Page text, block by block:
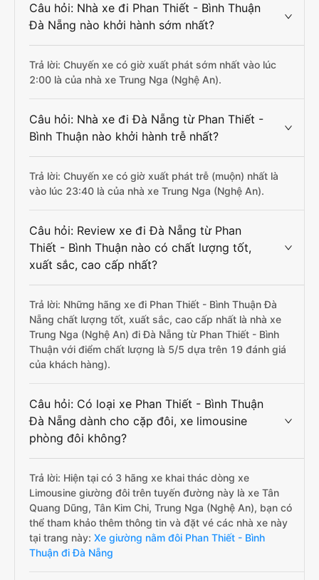
Câu hỏi: Nhà xe đi Phan Thiết - Bình Thuận
Đà Nẵng nào khởi hành sớm nhất?
Trả lời: Chuyến xe có giờ xuất phát sớm nhất vào lúc
2:00 là của nhà xe Trung Nga (Nghệ An).
Câu hỏi: Nhà xe đi Đà Nẵng từ Phan Thiết -
Bình Thuận nào khởi hành trễ nhất?
Trả lời: Chuyến xe có giờ xuất phát trễ (muộn) nhất là
vào lúc 23:40 là của nhà xe Trung Nga (Nghệ An).
Câu hỏi: Review xe đi Đà Nẵng từ Phan
Thiết - Bình Thuận nào có chất lượng tốt,
xuất sắc, cao cấp nhất?
Trả lời: Những hãng xe đi Phan Thiết - Bình Thuận Đà
Nẵng chất lượng tốt, xuất sắc, cao cấp nhất là nhà xe
Trung Nga (Nghệ An) đi Đà Nẵng từ Phan Thiết - Bình
Thuận với điểm chất lượng là 5/5 dựa trên 19 đánh giá
của khách hàng).
Câu hỏi: Có loại xe Phan Thiết - Bình Thuận
Đà Nẵng dành cho cặp đôi, xe limousine
phòng đôi không?
Trả lời: Hiện tại có 3 hãng xe khai thác dòng xe
Limousine giường đôi trên tuyến đường này là xe Tân
Quang Dũng, Tân Kim Chi, Trung Nga (Nghệ An), bạn có
thể tham khảo thêm thông tin và đặt vé các nhà xe này
tại trang này: Xe giường nằm đôi Phan Thiết - Bình
Thuận đi Đà Nẵng